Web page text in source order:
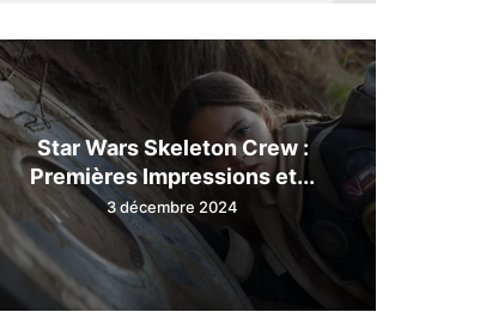
Star Wars Skeleton Crew :
Premières Impressions et...
3 décembre 2024